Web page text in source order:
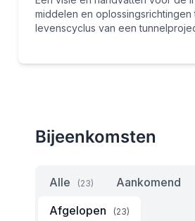
middelen en
levenscyclus van een
Bijeenkomsten
Alle (23)
Aankomend
Afgelopen
(23)